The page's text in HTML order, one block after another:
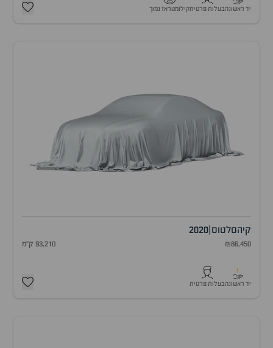
יד ראשונהבעלות פרטיתקילומטראז נמוך
קיהסלטוס 2020
₪86,450 93,210 ק"מ
1
יד ראשונהבעלות פרטית